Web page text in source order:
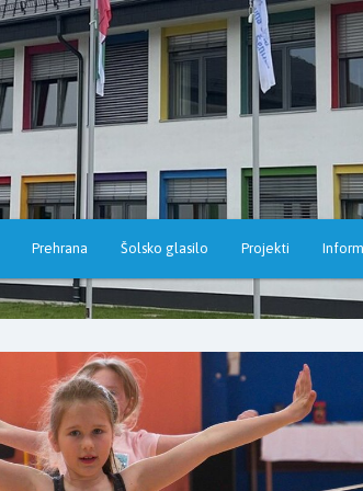
Prehrana Šolsko glasilo Projekti